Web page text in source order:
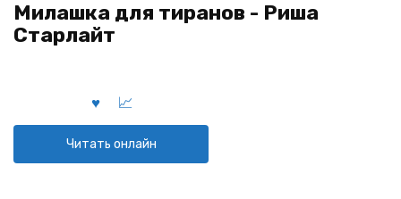
Милашка для тиранов - Риша
Старлайт
Читать онлайн